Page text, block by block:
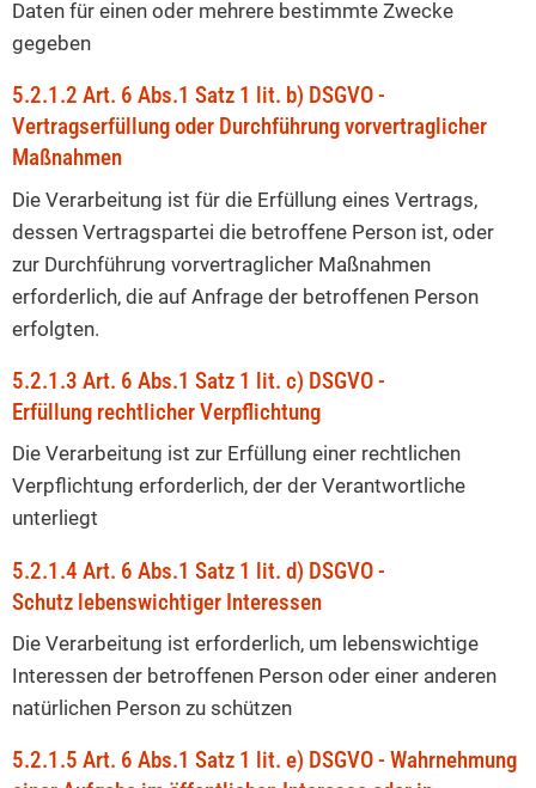
Daten für einen oder mehrere bestimmte Zwecke
gegeben
5.2.1.2 Art. 6 Abs.1 Satz 1 lit. b) DSGVO -
Vertragserfüllung oder Durchführung vorvertraglicher
Maßnahmen
Die Verarbeitung ist für die Erfüllung eines Vertrags,
dessen Vertragspartei die betroffene Person ist, oder
zur Durchführung vorvertraglicher Maßnahmen
erforderlich, die auf Anfrage der betroffenen Person
erfolgten.
5.2.1.3 Art. 6 Abs.1 Satz 1 lit. c) DSGVO -
Erfüllung rechtlicher Verpflichtung
Die Verarbeitung ist zur Erfüllung einer rechtlichen
Verpflichtung erforderlich, der der Verantwortliche
unterliegt
5.2.1.4 Art. 6 Abs.1 Satz 1 lit. d) DSGVO -
Schutz lebenswichtiger Interessen
Die Verarbeitung ist erforderlich, um lebenswichtige
Interessen der betroffenen Person oder einer anderen
natürlichen Person zu schützen
5.2.1.5 Art. 6 Abs.1 Satz 1 lit. e) DSGVO - Wahrnehmung